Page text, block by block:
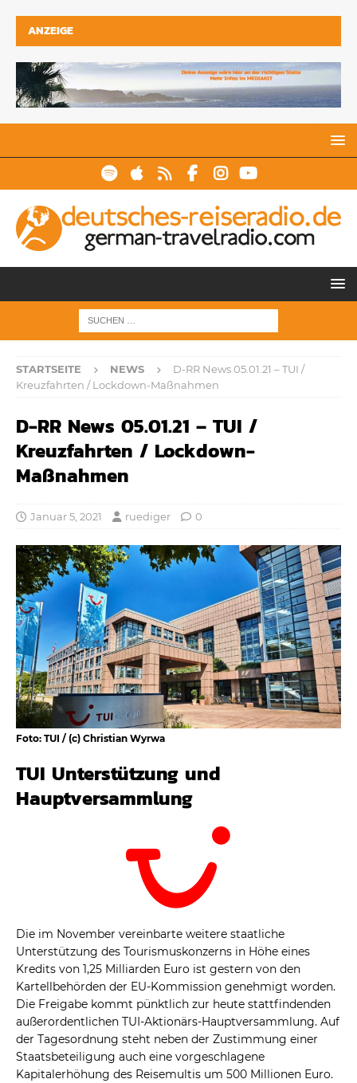
ANZEIGE
STARTSEITE NEWS
D-RR News 05.01.21 – TUI /
Kreuzfahrten / Lockdown-Maßnahmen
D-RR News 05.01.21 – TUI /
Kreuzfahrten / Lockdown-
Maßnahmen
Januar 5, 2021 ruediger 0
Foto: TUI / (c) Christian Wyrwa
TUI Unterstützung und
Hauptversammlung
Die im November vereinbarte weitere staatliche
Unterstützung des Tourismuskonzerns in Höhe eines
Kredits von 1,25 Milliarden Euro ist gestern von den
Kartellbehörden der EU-Kommission genehmigt worden.
Die Freigabe kommt pünktlich zur heute stattfindenden
außerordentlichen TUI-Aktionärs-Hauptversammlung. Auf
der Tagesordnung steht neben der Zustimmung einer
Staatsbeteiligung auch eine vorgeschlagene
Kapitalerhöhung des Reisemultis um 500 Millionen Euro.